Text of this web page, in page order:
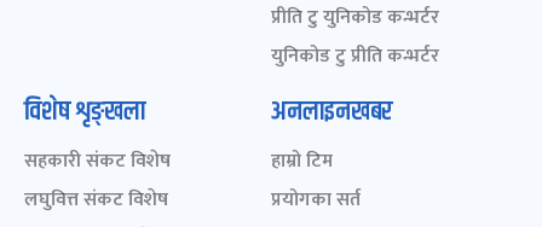
प्रीति टु युनिकोड कन्भर्टर
युनिकोड टु प्रीति कन्भर्टर
विशेष शृङ्खला
सहकारी संकट विशेष
लघुवित्त संकट विशेष
अनलाइनखबर
हाम्रो टिम
प्रयोगका सर्त